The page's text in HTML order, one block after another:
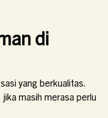
di
yang berkualitas.
masih merasa perlu